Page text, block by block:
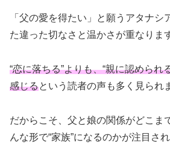
「父の愛を得たい」と願うアタナシ
た違った切なさと温かさが重なりま
“恋に落ちる”よりも、“親に認められ
感じるという読者の声も多く見られ
だからこそ、父と娘の関係がどこま
んな形で“家族”になるのかが注目さ